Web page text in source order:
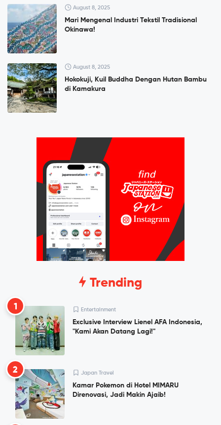
August 8, 2025
Mari Mengenal Industri Tekstil Tradisional
Okinawa!
August 8, 2025
Hokokuji, Kuil Buddha Dengan Hutan Bambu
di Kamakura
Trending
1 Entertainment
Exclusive Interview Lienel AFA Indonesia,
"Kami Akan Datang Lagi!"
2 Japan Travel
Kamar Pokemon di Hotel MIMARU
Direnovasi, Jadi Makin Ajaib!